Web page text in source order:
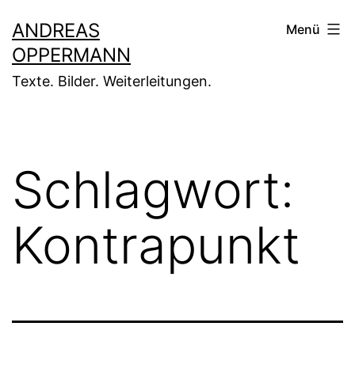
Inhalt
springen
ANDREAS
OPPERMANN
Texte. Bilder. Weiterleitungen.
Menü
Schlagwort:
Kontrapunkt